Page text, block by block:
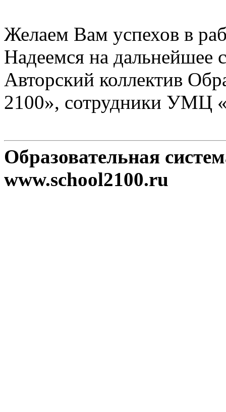
Желаем Вам успехов в
Надеемся на дальнейшее
Авторский коллектив
2100», сотрудники УМЦ
Образовательная
www.school2100.ru